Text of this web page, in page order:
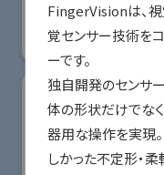
FingerVisionは、
覚センサー技術を
ーです。
独自開発のセンサ
体の形状だけでな
器用な操作を実現
しかった不定形・
#スマートプロダクションロ
リアル会場小間番号 : W2-